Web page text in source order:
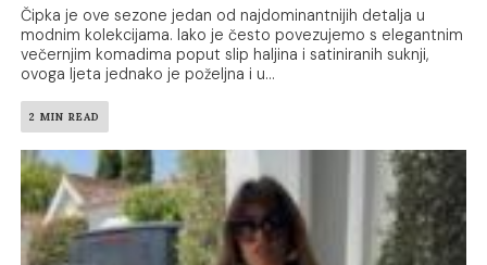
Čipka je ove sezone jedan od najdominantnijih detalja u
modnim kolekcijama. Iako je često povezujemo s elegantnim
večernjim komadima poput slip haljina i satiniranih suknji,
ovoga ljeta jednako je poželjna i u...
2 MIN READ